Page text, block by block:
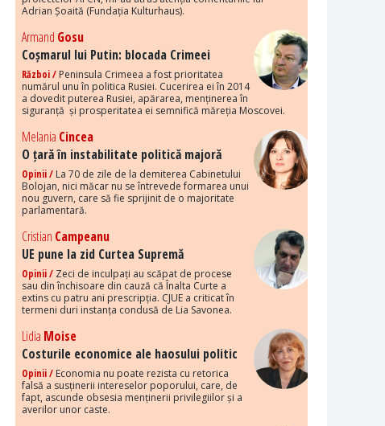
Adrian Șoaită (Fundația Kulturhaus).
Armand Gosu
Coșmarul lui Putin: blocada Crimeei
Război / Peninsula Crimeea a fost prioritatea
numărul unu în politica Rusiei. Cucerirea ei în 2014
a dovedit puterea Rusiei, apărarea, menținerea în
siguranță și prosperitatea ei semnifică măreția Moscovei.
Melania Cincea
O țară în instabilitate politică majoră
Opinii / La 70 de zile de la demiterea Cabinetului
Bolojan, nici măcar nu se întrevede formarea unui
nou guvern, care să fie sprijinit de o majoritate
parlamentară.
Cristian Campeanu
UE pune la zid Curtea Supremă
Opinii / Zeci de inculpați au scăpat de procese
sau din închisoare din cauză că Înalta Curte a
extins cu patru ani prescripția. CJUE a criticat în
termeni duri instanța condusă de Lia Savonea.
Lidia Moise
Costurile economice ale haosului politic
Opinii / Economia nu poate rezista cu retorica
falsă a susținerii intereselor poporului, care, de
fapt, ascunde obsesia menținerii privilegiilor și a
averilor unor caste.